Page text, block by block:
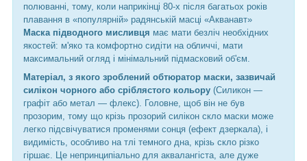
полюванні, тому, коли наприкінці 80-х після багатьох років
плавання в «популярній» радянській масці «Акванавт»
Маска підводного мисливця має мати безліч необхідних
якостей: м'яко та комфортно сидіти на обличчі, мати
максимальний огляд і мінімальний підмасковий об'єм.
Матеріал, з якого зроблений обтюратор маски, зазвичай
силікон чорного або сріблястого кольору (Силикон —
графіт або метал — флекс). Головне, щоб він не був
прозорим, тому що крізь прозорий силікон скло маски може
легко підсвічуватися променями сонця (ефект дзеркала), і
видимість, особливо на тлі темного дна, крізь скло різко
гіршає. Це непринципіально для аквалангіста, але дуже